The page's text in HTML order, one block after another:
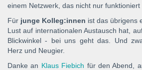
einem Netzwerk, das nicht nur funktioniert
Für junge Kolleg:innen ist das übrigens
Lust auf internationalen Austausch hat,
Blickwinkel - bei uns geht das. Und
Herz und Neugier.
Danke an Klaus Fiebich für den Abend,